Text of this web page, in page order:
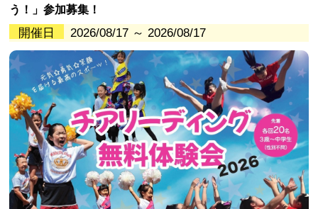
う！」参加募集！
開催日 2026/08/17 ～ 2026/08/17